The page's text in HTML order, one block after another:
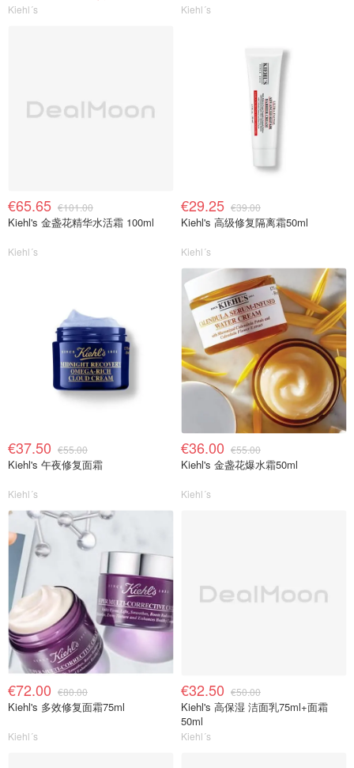
Kiehl´s Kiehl´s
€65.65 €101.00
Kiehl's 金盏花精华水活霜 100ml
Kiehl´s
€29.25 €39.00
Kiehl's 高级修复隔离霜50ml
Kiehl´s
€37.50 €55.00
Kiehl's 午夜修复面霜
Kiehl´s
€36.00 €55.00
Kiehl's 金盏花爆水霜50ml
Kiehl´s
€72.00 €80.00
Kiehl's 多效修复面霜75ml
Kiehl´s
€32.50 €50.00
Kiehl's 高保湿 洁面乳75ml+面霜
50ml
Kiehl´s